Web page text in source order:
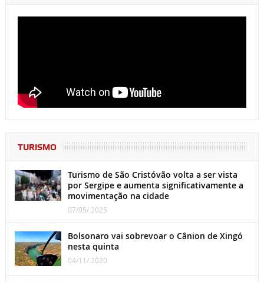
TURISMO
Turismo de São Cristóvão volta a ser vista
por Sergipe e aumenta significativamente a
movimentação na cidade
07/05/ 2025
Bolsonaro vai sobrevoar o Cânion de Xingó
nesta quinta
04/11/ 2020